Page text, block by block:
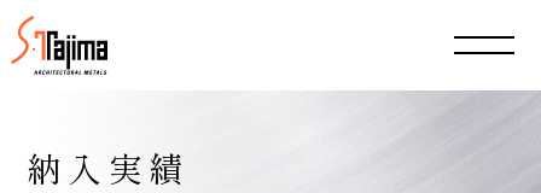
納入実績